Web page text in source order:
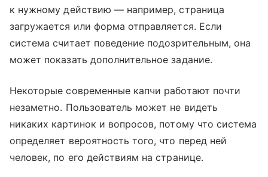
к нужному действию — например, страница
загружается или форма отправляется. Если
система считает поведение подозрительным, она
может показать дополнительное задание.
Некоторые современные капчи работают почти
незаметно. Пользователь может не видеть
никаких картинок и вопросов, потому что система
определяет вероятность того, что перед ней
человек, по его действиям на странице.